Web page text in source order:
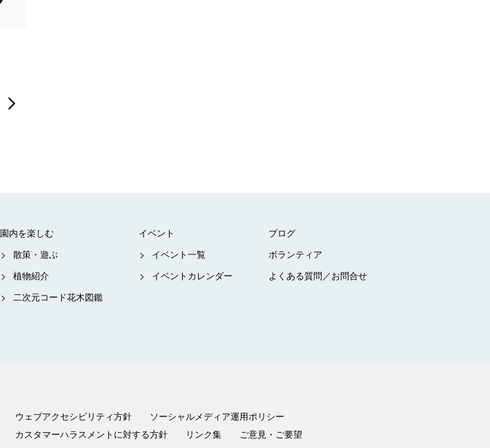
園内を楽しむ
散策・遊ぶ
植物紹介
二次元コード花木図鑑
イベント
イベント一覧
イベントカレンダー
ブログ
ボランティア
よくある質問／お問合せ
ウェブアクセシビリティ方針
ソーシャルメディア運用ポリシー
カスタマーハラスメントに対する方針 リンク集 ご意見・ご要望